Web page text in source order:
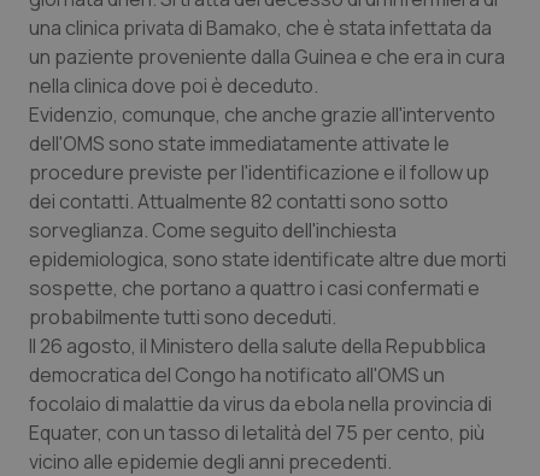
una clinica privata di Bamako, che è stata infettata da
un paziente proveniente dalla Guinea e che era in cura
nella clinica dove poi è deceduto.
Evidenzio, comunque, che anche grazie all'intervento
dell'OMS sono state immediatamente attivate le
procedure previste per l'identificazione e il follow up
dei contatti. Attualmente 82 contatti sono sotto
sorveglianza. Come seguito dell'inchiesta
epidemiologica, sono state identificate altre due morti
sospette, che portano a quattro i casi confermati e
probabilmente tutti sono deceduti.
Il 26 agosto, il Ministero della salute della Repubblica
democratica del Congo ha notificato all'OMS un
focolaio di malattie da virus da ebola nella provincia di
Equater, con un tasso di letalità del 75 per cento, più
vicino alle epidemie degli anni precedenti.